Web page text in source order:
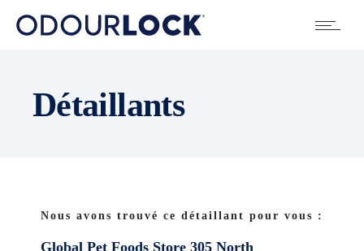
Détaillants
Nous avons trouvé ce détaillant pour vous :
Global Pet Foods Store 305 North